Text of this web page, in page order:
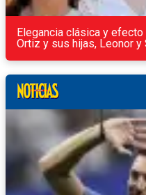
Elegancia clásica y
Ortiz y sus hijas, Leonor y